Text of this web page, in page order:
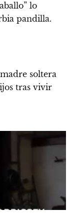
lo
pandilla.
soltera
tras vivir